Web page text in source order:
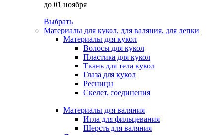
до 01 ноября
Выбрать
Материалы для кукол, для валяния, для лепки
Материалы для кукол
Волосы для кукол
Пластика для кукол
Ткань для тела кукол
Глаза для кукол
Ресницы
Скелет, соединения
Материалы для валяния
Игла для фильцевания
Шерсть для валяния